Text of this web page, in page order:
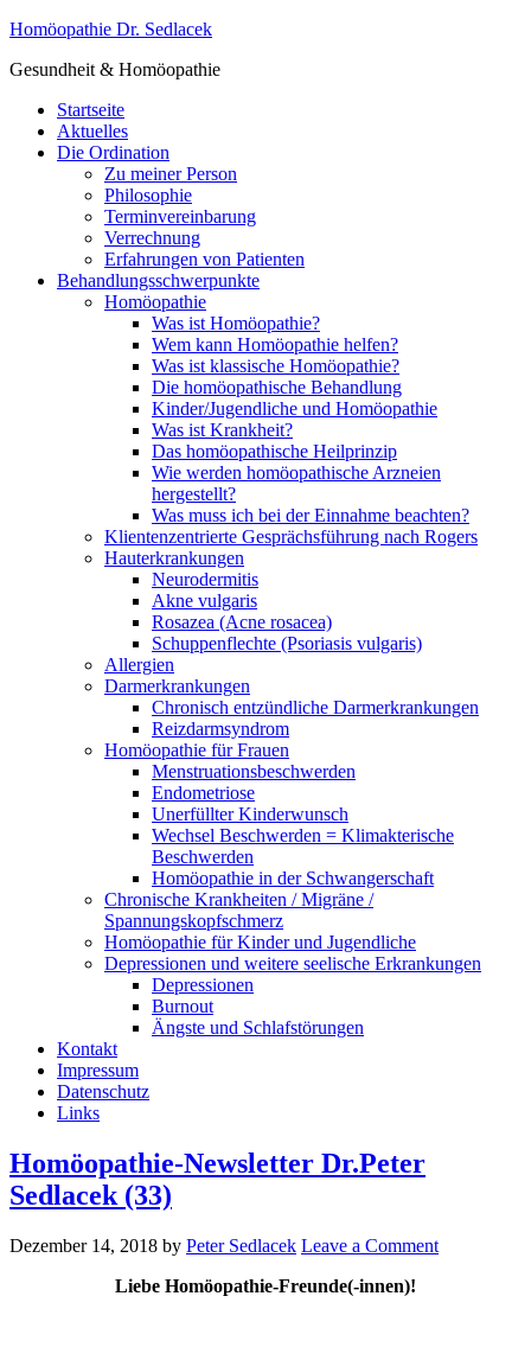
Homöopathie Dr. Sedlacek
Gesundheit & Homöopathie
Startseite
Aktuelles
Die Ordination
Zu meiner Person
Philosophie
Terminvereinbarung
Verrechnung
Erfahrungen von Patienten
Behandlungsschwerpunkte
Homöopathie
Was ist Homöopathie?
Wem kann Homöopathie helfen?
Was ist klassische Homöopathie?
Die homöopathische Behandlung
Kinder/Jugendliche und Homöopathie
Was ist Krankheit?
Das homöopathische Heilprinzip
Wie werden homöopathische Arzneien
hergestellt?
Was muss ich bei der Einnahme beachten?
Klientenzentrierte Gesprächsführung nach Rogers
Hauterkrankungen
Neurodermitis
Akne vulgaris
Rosazea (Acne rosacea)
Schuppenflechte (Psoriasis vulgaris)
Allergien
Darmerkrankungen
Chronisch entzündliche Darmerkrankungen
Reizdarmsyndrom
Homöopathie für Frauen
Menstruationsbeschwerden
Endometriose
Unerfüllter Kinderwunsch
Wechsel Beschwerden = Klimakterische
Beschwerden
Homöopathie in der Schwangerschaft
Chronische Krankheiten / Migräne /
Spannungskopfschmerz
Homöopathie für Kinder und Jugendliche
Depressionen und weitere seelische Erkrankungen
Depressionen
Burnout
Ängste und Schlafstörungen
Kontakt
Impressum
Datenschutz
Links
Homöopathie-Newsletter Dr.Peter
Sedlacek (33)
Dezember 14, 2018 by Peter Sedlacek Leave a Comment
Liebe Homöopathie-Freunde(-innen)!